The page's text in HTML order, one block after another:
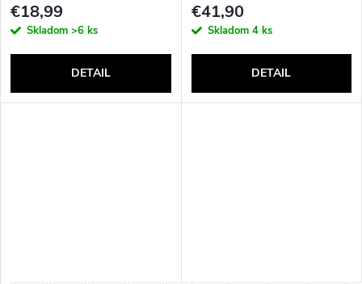
€18,99
Skladom >6 ks
DETAIL
€41,90
Skladom 4 ks
DETAIL